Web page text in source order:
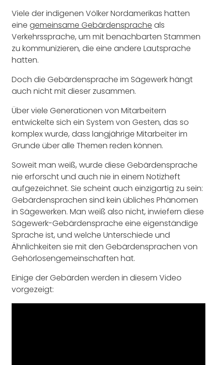
Viele der indigenen Völker Nordamerikas hatten
eine gemeinsame Gebärdensprache als
Verkehrssprache, um mit benachbarten Stammen
zu kommunizieren, die eine andere Lautsprache
hatten.
Doch die Gebärdensprache im Sägewerk hängt
auch nicht mit dieser zusammen.
Über viele Generationen von Mitarbeitern
entwickelte sich ein System von Gesten, das so
komplex wurde, dass langjährige Mitarbeiter im
Grunde über alle Themen reden können.
Soweit man weiß, wurde diese Gebärdensprache
nie erforscht und auch nie in einem Notizheft
aufgezeichnet. Sie scheint auch einzigartig zu sein:
Gebärdensprachen sind kein übliches Phänomen
in Sägewerken. Man weiß also nicht, inwiefern diese
Sägewerk-Gebärdensprache eine eigenständige
Sprache ist, und welche Unterschiede und
Ähnlichkeiten sie mit den Gebärdensprachen von
Gehörlosengemeinschaften hat.
Einige der Gebärden werden in diesem Video
vorgezeigt: